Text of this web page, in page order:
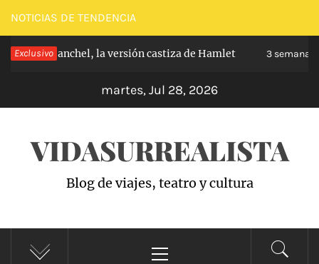
Saltar
al
contenido
NOTICIAS DE TENDENCIA
Exclusivo
de Carabanchel, la versión castiza de Hamlet 3 semanas
martes, Jul 28, 2026
VIDASURREALISTA
Blog de viajes, teatro y cultura
principal